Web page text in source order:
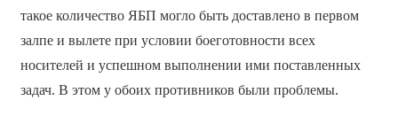
такое количество ЯБП могло быть доставлено в первом
залпе и вылете при условии боеготовности всех
носителей и успешном выполнении ими поставленных
задач. В этом у обоих противников были проблемы.